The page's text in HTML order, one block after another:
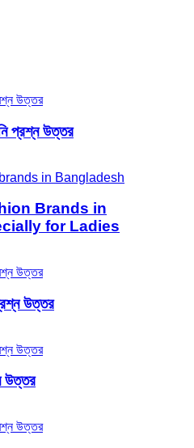
প্রশ্ন উত্তর
Brands in
for Ladies
উত্তর
উত্তর